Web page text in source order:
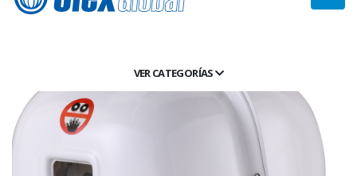
VER CATEGORÍAS